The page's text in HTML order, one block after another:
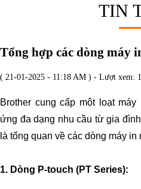
TIN
Tổng hợp các dòng máy
( 21-01-2025 - 11:18 AM ) - Lượt xem:
Brother cung cấp một loạt
ứng đa dạng nhu cầu từ gia
là tổng quan về các dòng máy in
1. Dòng P-touch (PT Series):